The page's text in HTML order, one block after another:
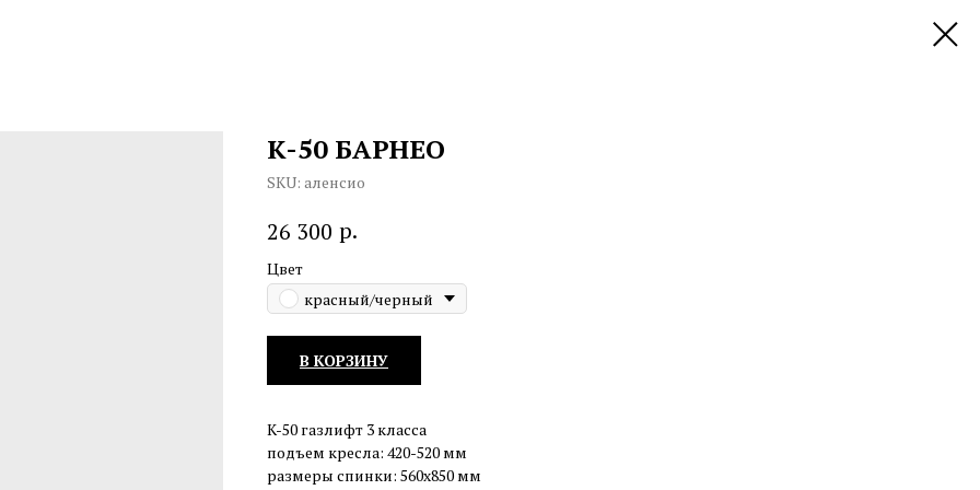
K-50 БАРНЕО
SKU: аленсио
26 300 р.
Цвет
красный/черный
В КОРЗИНУ
K-50 газлифт 3 класса
подъем кресла: 420-520 мм
размеры спинки: 560х850 мм